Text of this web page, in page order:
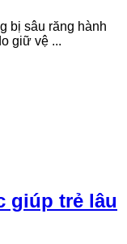
bị sâu răng hành
giữ vệ ...
giúp trẻ lâu